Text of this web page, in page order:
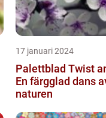
17 januari 2024
Palettblad Twist
En färgglad dans
naturen